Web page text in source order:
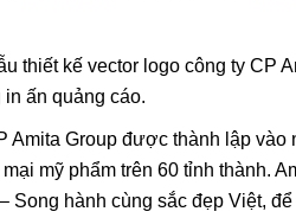
thiết kế vector logo công ty CP
in ấn quảng cáo.
Amita Group được thành lập
mỹ phẩm trên 60 tỉnh thành.
Song hành cùng sắc đẹp Việt,